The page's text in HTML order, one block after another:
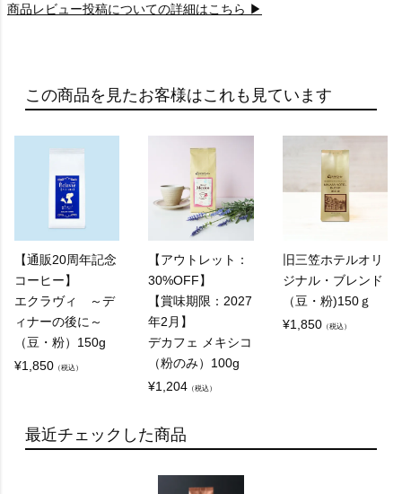
商品レビュー投稿についての詳細はこちら ▶
この商品を見たお客様はこれも見ています
【通販20周年記念
コーヒー】
エクラヴィ ～デ
ィナーの後に～
（豆・粉）150g
¥1,850 （税込）
【アウトレット：
30%OFF】
【賞味期限：2027
年2月】
デカフェ メキシコ
（粉のみ）100g
¥1,204 （税込）
旧三笠ホテルオリ
ジナル・ブレンド
（豆・粉)150ｇ
¥1,850（税込）
最近チェックした商品